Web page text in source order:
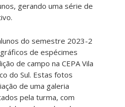
gerando uma série de
do semestre 2023-2
de espécimes
de campo na CEPA Vila
do Sul. Estas fotos
de uma galeria
pela turma, com